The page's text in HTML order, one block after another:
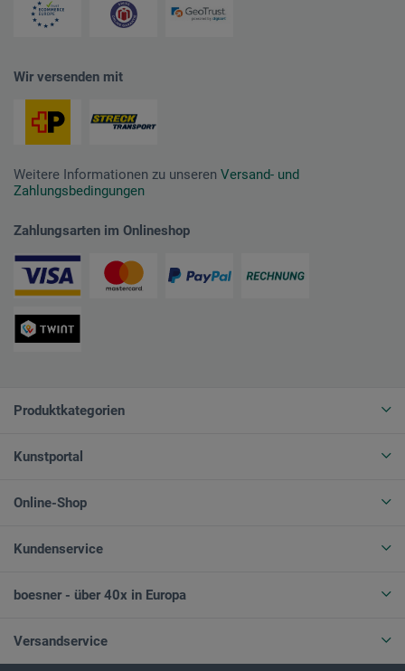
Wir versenden mit
Weitere Informationen zu unseren Versand- und
Zahlungsbedingungen
Zahlungsarten im Onlineshop
Produktkategorien
Kunstportal
Online-Shop
Kundenservice
boesner - über 40x in Europa
Versandservice